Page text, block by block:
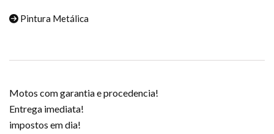
Pintura Metálica
Motos com garantia e procedencia!
Entrega imediata!
impostos em dia!